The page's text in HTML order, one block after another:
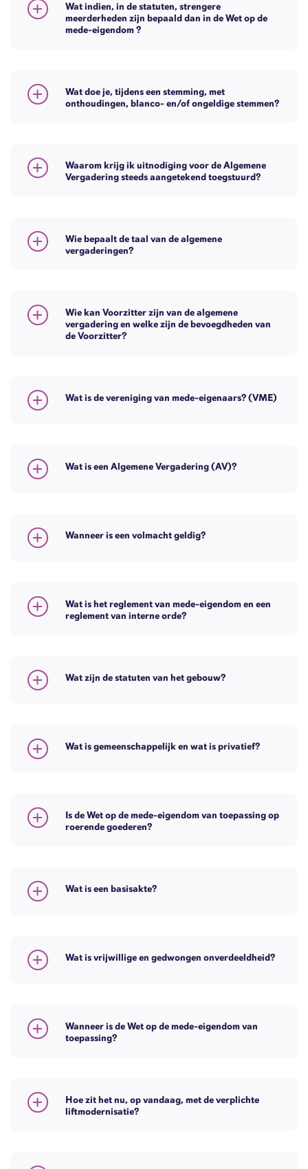
Wat indien, in de statuten, strengere
meerderheden zijn bepaald dan in de Wet op de
mede-eigendom ?
Wat doe je, tijdens een stemming, met
onthoudingen, blanco- en/of ongeldige stemmen?
Waarom krijg ik uitnodiging voor de Algemene
Vergadering steeds aangetekend toegstuurd?
Wie bepaalt de taal van de algemene
vergaderingen?
Wie kan Voorzitter zijn van de algemene
vergadering en welke zijn de bevoegdheden van
de Voorzitter?
Wat is de vereniging van mede-eigenaars? (VME)
Wat is een Algemene Vergadering (AV)?
Wanneer is een volmacht geldig?
Wat is het reglement van mede-eigendom en een
reglement van interne orde?
Wat zijn de statuten van het gebouw?
Wat is gemeenschappelijk en wat is privatief?
Is de Wet op de mede-eigendom van toepassing op
roerende goederen?
Wat is een basisakte?
Wat is vrijwillige en gedwongen onverdeeldheid?
Wanneer is de Wet op de mede-eigendom van
toepassing?
Hoe zit het nu, op vandaag, met de verplichte
liftmodernisatie?